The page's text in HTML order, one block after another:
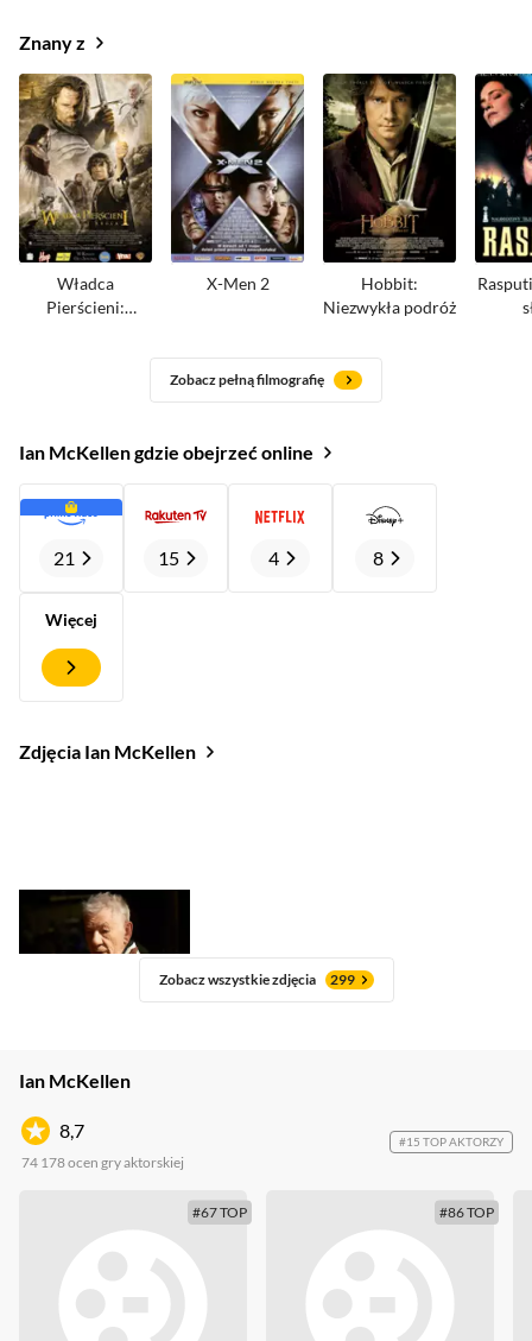
Znany z
Władca
Pierścieni:
X-Men 2
Hobbit:
Niezwykła podróż
Zobacz pełną filmografię
Ian McKellen gdzie obejrzeć online
21 15 4 8
Więcej
Zdjęcia Ian McKellen
Zobacz wszystkie zdjęcia 299
Ian McKellen
8,7
74 178ocen gry aktorskiej
#15 TOP AKTORZY
#67 TOP #86 TOP